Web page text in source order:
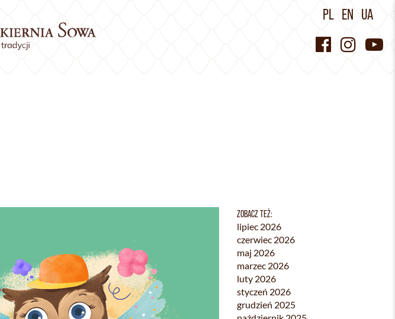
PL EN UA
ZOBACZ TEŻ:
lipiec 2026
czerwiec 2026
maj 2026
marzec 2026
luty 2026
styczeń 2026
grudzień 2025